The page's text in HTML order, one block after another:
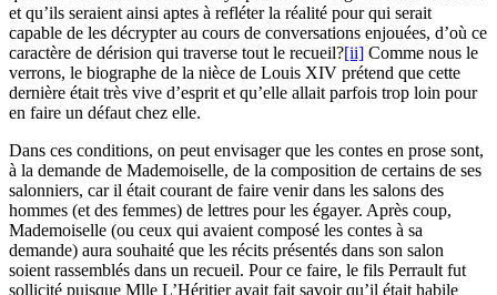
et qu’ils seraient ainsi aptes à refléter la réalité pour qui serait
capable de les décrypter au cours de conversations enjouées, d’où ce
caractère de dérision qui traverse tout le recueil?[ii] Comme nous le
verrons, le biographe de la nièce de Louis XIV prétend que cette
dernière était très vive d’esprit et qu’elle allait parfois trop loin pour
en faire un défaut chez elle.
Dans ces conditions, on peut envisager que les contes en prose sont,
à la demande de Mademoiselle, de la composition de certains de ses
salonniers, car il était courant de faire venir dans les salons des
hommes (et des femmes) de lettres pour les égayer. Après coup,
Mademoiselle (ou ceux qui avaient composé les contes à sa
demande) aura souhaité que les récits présentés dans son salon
soient rassemblés dans un recueil. Pour ce faire, le fils Perrault fut
sollicité puisque Mlle L’Héritier avait fait savoir qu’il était habile